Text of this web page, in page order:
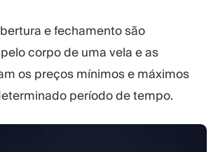
e fechamento são
corpo de uma vela e as
os preços mínimos e máximos
período de tempo.